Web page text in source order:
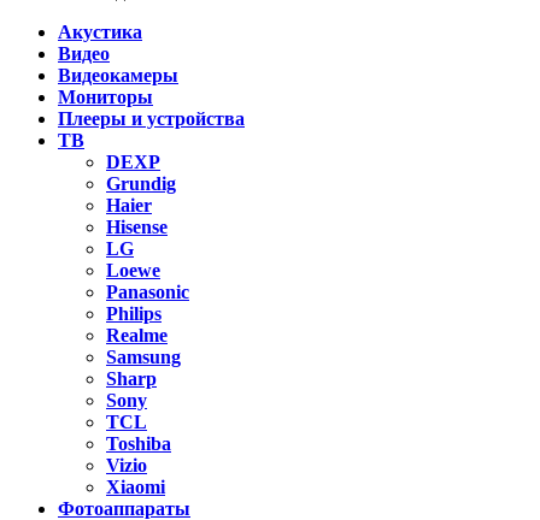
Акустика
Видео
Видеокамеры
Мониторы
Плееры и устройства
ТВ
DEXP
Grundig
Haier
Hisense
LG
Loewe
Panasonic
Philips
Realme
Samsung
Sharp
Sony
TCL
Toshiba
Vizio
Xiaomi
Фотоаппараты